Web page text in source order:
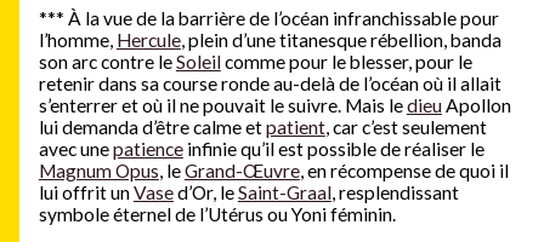
*** À la vue de la barrière de l’océan infranchissable pour
l’homme, Hercule, plein d’une titanesque rébellion, banda
son arc contre leSoleilcomme pour le blesser, pour le
retenir dans sa course ronde au-delà de l’océan où il allait
s’enterrer et où il ne pouvait le suivre. Mais ledieuApollon
lui demanda d’être calme etpatient, car c’est seulement
avec unepatienceinfinie qu’il est possible de réaliser le
Magnum Opus, leGrand-Œuvre, en récompense de quoi il
lui offrit unVased’Or, leSaint-Graal, resplendissant
symbole éternel de l’Utérus ou Yoni féminin.